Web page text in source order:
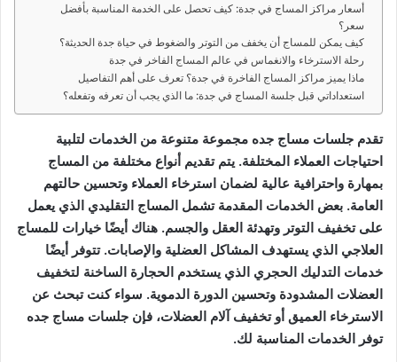
أسعار مراكز المساج في جدة: كيف تحصل على الخدمة المناسبة بأفضل
سعر؟
كيف يمكن للمساج أن يخفف من التوتر والضغوط في حياة جدة الحديثة؟
رحلة الاسترخاء والانغماس في عالم المساج الفاخر في جدة
ماذا يميز مراكز المساج الفاخرة في جدة؟ تعرف على أهم التفاصيل
استعداداتي قبل جلسة المساج في جدة: ما الذي يجب أن تعرفه وتفعله؟
تقدم جلسات مساج جده مجموعة متنوعة من الخدمات لتلبية
احتياجات العملاء المختلفة. يتم تقديم أنواع مختلفة من المساج
بمهارة واحترافية عالية لضمان استرخاء العملاء وتحسين حالتهم
العامة. بعض الخدمات المقدمة تشمل المساج التقليدي الذي يعمل
على تخفيف التوتر وتهدئة العقل والجسم. هناك أيضًا خيارات للمساج
العلاجي الذي يستهدف المشاكل العضلية والإصابات. تتوفر أيضًا
خدمات التدليك الحجري الذي يستخدم الحجارة الساخنة لتخفيف
العضلات المشدودة وتحسين الدورة الدموية. سواء كنت تبحث عن
الاسترخاء العميق أو تخفيف آلام العضلات، فإن جلسات مساج جده
توفر الخدمات المناسبة لك.